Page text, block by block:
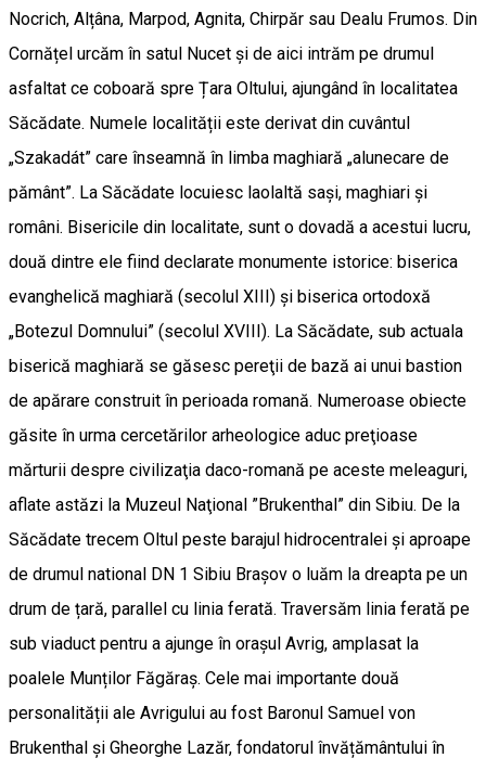
Nocrich, Alțâna, Marpod, Agnita, Chirpăr sau Dealu Frumos. Din
Cornățel urcăm în satul Nucet și de aici intrăm pe drumul
asfaltat ce coboară spre Țara Oltului, ajungând în localitatea
Săcădate. Numele localității este derivat din cuvântul
„Szakadát” care înseamnă în limba maghiară „alunecare de
pământ”. La Săcădate locuiesc laolaltă sași, maghiari și
români. Bisericile din localitate, sunt o dovadă a acestui lucru,
două dintre ele fiind declarate monumente istorice: biserica
evanghelică maghiară (secolul XIII) și biserica ortodoxă
„Botezul Domnului” (secolul XVIII). La Săcădate, sub actuala
biserică maghiară se găsesc pereţii de bază ai unui bastion
de apărare construit în perioada romană. Numeroase obiecte
găsite în urma cercetărilor arheologice aduc preţioase
mărturii despre civilizaţia daco-romană pe aceste meleaguri,
aflate astăzi la Muzeul Naţional ”Brukenthal” din Sibiu. De la
Săcădate trecem Oltul peste barajul hidrocentralei și aproape
de drumul national DN 1 Sibiu Brașov o luăm la dreapta pe un
drum de țară, parallel cu linia ferată. Traversăm linia ferată pe
sub viaduct pentru a ajunge în orașul Avrig, amplasat la
poalele Munților Făgăraș. Cele mai importante două
personalității ale Avrigului au fost Baronul Samuel von
Brukenthal și Gheorghe Lazăr, fondatorul învățământului în